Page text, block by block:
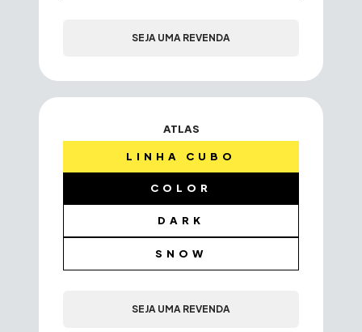
SEJA UMA REVENDA
ATLAS
LINHA CUBO
COLOR
DARK
SNOW
SEJA UMA REVENDA